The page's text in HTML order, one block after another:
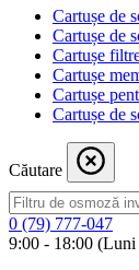
Cartușe de
Cartușe de
Cartușe
Cartușe
Cartușe
Cartușe de
Căutare
0 (79) 777-047
9:00 - 18:00